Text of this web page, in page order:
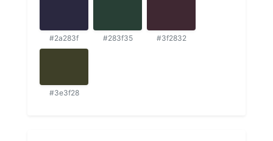
#2a283f #283f35 #3f2832
#3e3f28